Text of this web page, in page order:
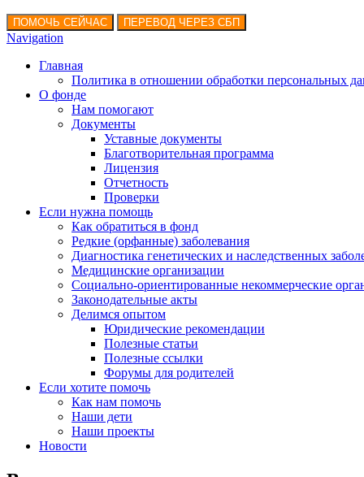
Navigation
Главная
Политика в отношении обработки персональных
О фонде
Нам помогают
Документы
Уставные документы
Благотворительная программа
Лицензия
Отчетность
Проверки
Если нужна помощь
Как обратиться в фонд
Редкие (орфанные) заболевания
Диагностика генетических и наследственных
Медицинские организации
Социально-ориентированные некоммерческие
Законодательные акты
Делимся опытом
Юридические рекомендации
Полезные статьи
Полезные ссылки
Форумы для родителей
Если хотите помочь
Как нам помочь
Наши дети
Наши проекты
Новости